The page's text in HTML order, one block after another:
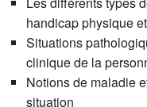
handicap physique
Situations
clinique de la
Notions de maladie
situation